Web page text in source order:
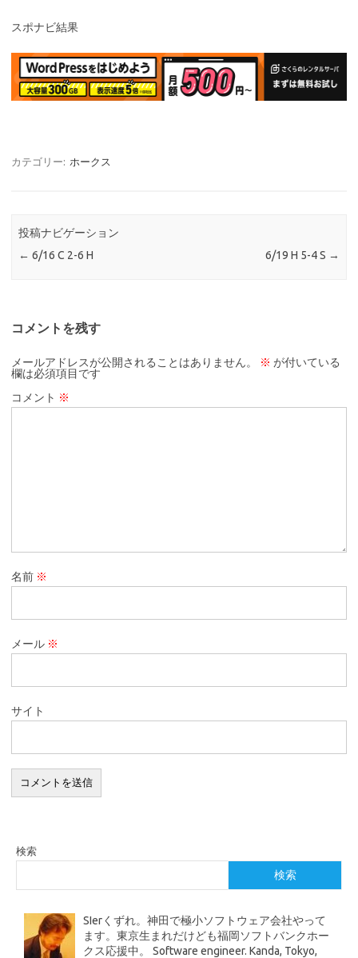
スポナビ結果
カテゴリー: ホークス
投稿ナビゲーション
← 6/16 C 2-6 H 6/19 H 5-4 S →
コメントを残す
メールアドレスが公開されることはありません。 ※ が付いている
欄は必須項目です
コメント ※
名前 ※
メール ※
サイト
検索
検索
SIerくずれ。神田で極小ソフトウェア会社やって
ます。東京生まれだけども福岡ソフトバンクホー
クス応援中。 Software engineer. Kanda, Tokyo,